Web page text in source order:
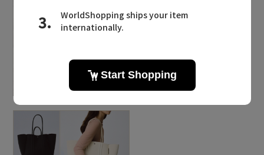
主役級ニットが揃う「シーエフシーエル」の
旬の足元を作る。「ピ
ッピシック」のニュー